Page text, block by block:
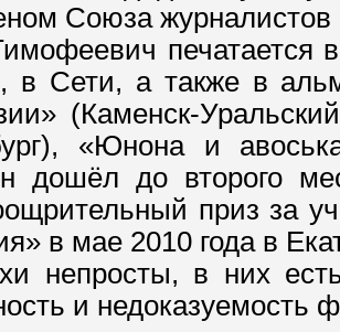
Союза
печатается в
в Сети, а также в
(Каменск-
«Юнона и
дошёл до второго
приз за
в мае 2010 года в
непросты, в них
и недоказуемость